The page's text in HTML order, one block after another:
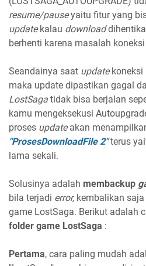
resume/pauseyaitu fitur yang
updatekalau download
berhenti karena masalah
Seandainya saat updatekoneksi
maka update dipastikan gagal
LostSaga tidak bisa berjalan
kamu mengeksekusi
proses updateakan
"ProsesDownloadFile 2" terus
lama sekali.
Solusinya adalah membackup
bila terjadi error, kembalikan saja
game LostSaga. Berikut adalah
folder game LostSaga :
Pertama, cara paling mudah